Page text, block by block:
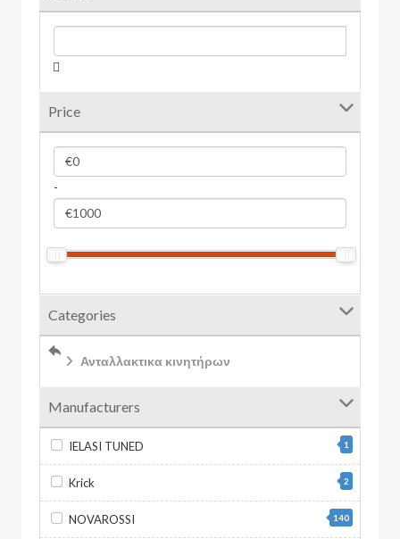
Price
-
Categories
Ανταλλακτικα κινητήρων
Manufacturers
IELASI TUNED 1
Krick 2
NOVAROSSI 140